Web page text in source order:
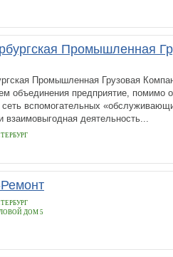
Промышленная
Промышленная Грузовая
объединения предприятие, помимо
сеть вспомогательных
взаимовыгодная деятельность...
ДОМ 5